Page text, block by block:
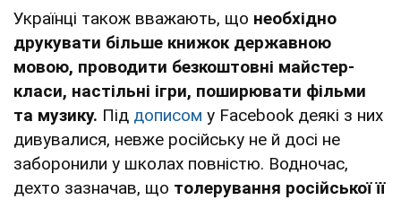
Українці також вважають, що необхідно
друкувати більше книжок державною
мовою, проводити безкоштовні майстер-
класи, настільні ігри, поширювати фільми
та музику. Під дописом у Facebook деякі з них
дивувалися, невже російську не й досі не
заборонили у школах повністю. Водночас,
дехто зазначав, що толерування російської її